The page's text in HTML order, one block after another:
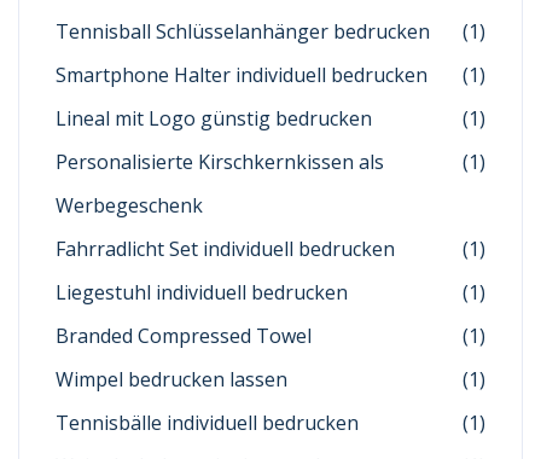
Tennisball Schlüsselanhänger bedrucken
(1)
Smartphone Halter individuell bedrucken
(1)
Lineal mit Logo günstig bedrucken
(1)
Personalisierte Kirschkernkissen als
Werbegeschenk
(1)
Fahrradlicht Set individuell bedrucken
(1)
Liegestuhl individuell bedrucken
(1)
Branded Compressed Towel
(1)
Wimpel bedrucken lassen
(1)
Tennisbälle individuell bedrucken
(1)